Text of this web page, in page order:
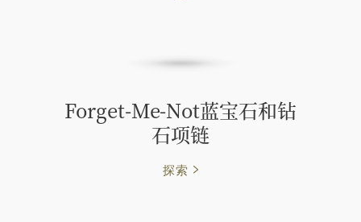
Forget-Me-Not蓝宝石和钻
石项链
探索